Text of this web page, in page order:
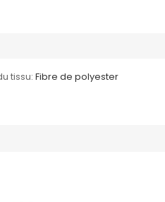
tissu: Fibre de polyester